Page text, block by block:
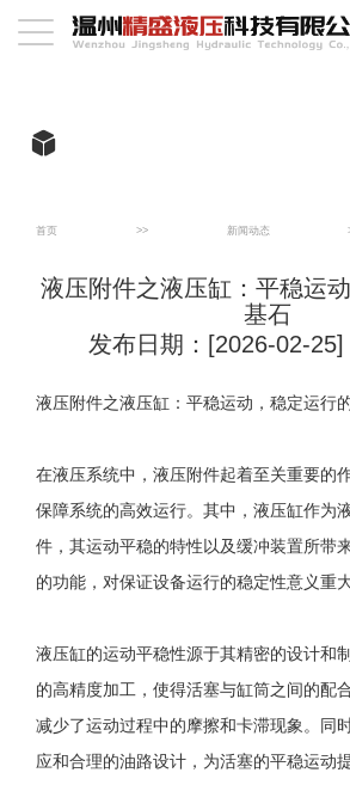
首页 >> 新闻动态
液压附件之液压缸：平稳运
基石
发布日期：[2026-02-25]
液压附件之液压缸：平稳运动，稳定运行
在液压系统中，液压附件起着至关重要的
保障系统的高效运行。其中，液压缸作为
件，其运动平稳的特性以及缓冲装置所带
的功能，对保证设备运行的稳定性意义重大
液压缸的运动平稳性源于其精密的设计和
的高精度加工，使得活塞与缸筒之间的配
减少了运动过程中的摩擦和卡滞现象。同
应和合理的油路设计，为活塞的平稳运动